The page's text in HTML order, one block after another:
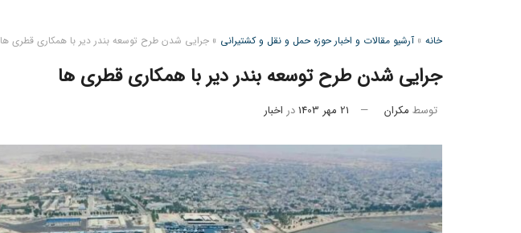
خانه »آرشیو مقالات و اخبار حوزه حمل و نقل و کشتیرانی »جرایی شدن طرح توسعه بندر دیر با همکاری قطری ها
جرایی شدن طرح توسعه بندر دیر با همکاری قطری ها
توسط مکران 21 مهر 1403 در اخبار